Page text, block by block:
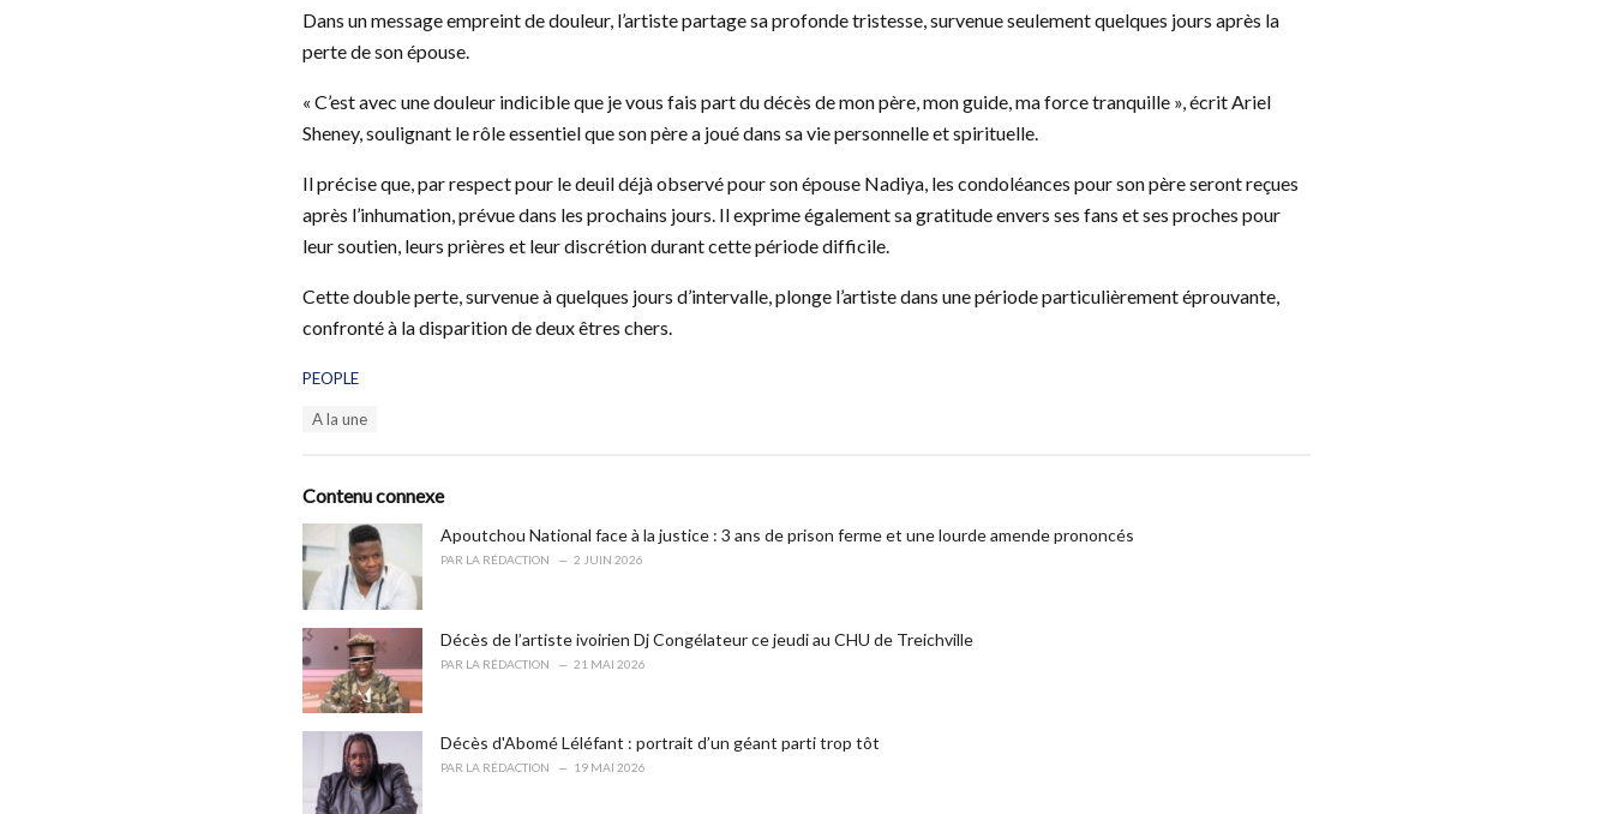
Dans un message empreint de douleur, l’artiste partage sa profonde tristesse, survenue seulement quelques jours après la
perte de son épouse.
« C’est avec une douleur indicible que je vous fais part du décès de mon père, mon guide, ma force tranquille », écrit Ariel
Sheney, soulignant le rôle essentiel que son père a joué dans sa vie personnelle et spirituelle.
Il précise que, par respect pour le deuil déjà observé pour son épouse Nadiya, les condoléances pour son père seront reçues
après l’inhumation, prévue dans les prochains jours. Il exprime également sa gratitude envers ses fans et ses proches pour
leur soutien, leurs prières et leur discrétion durant cette période difficile.
Cette double perte, survenue à quelques jours d’intervalle, plonge l’artiste dans une période particulièrement éprouvante,
confronté à la disparition de deux êtres chers.
C
o
r
i
e
s
:
PEOPLE
:
A la une
Contenu connexe
Apoutchou National face à la justice : 3 ans de prison ferme et une lourde amende prononcés
PAR LA RÉDACTION 2 JUIN 2026
Décès de l’artiste ivoirien Dj Congélateur ce jeudi au CHU de Treichville
PAR LA RÉDACTION 21 MAI 2026
Décès d'Abomé Léléfant : portrait d’un géant parti trop tôt
PAR LA RÉDACTION 19 MAI 2026